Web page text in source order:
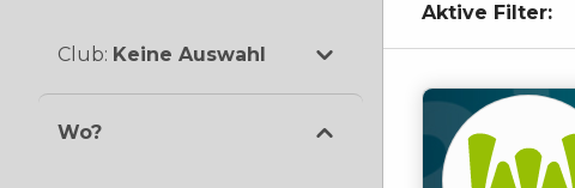
Club: Keine Auswahl
Wo?
Aktive Filter: